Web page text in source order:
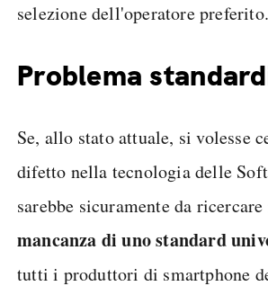
selezione dell'operatore preferito.
Problema
Se, allo stato attuale, si volesse
difetto nella tecnologia delle
sarebbe sicuramente da
mancanza di uno standard
tutti i produttori di smartphone